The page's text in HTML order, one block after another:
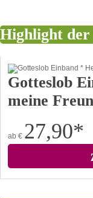
Highlight der
Gotteslob
meine
ab € 27,90*